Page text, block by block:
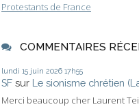
Protestants de France
COMMENTAIRES
lundi 15 juin 2026 17h55
SF sur Le sionisme chrétien
Merci beaucoup cher Laurent